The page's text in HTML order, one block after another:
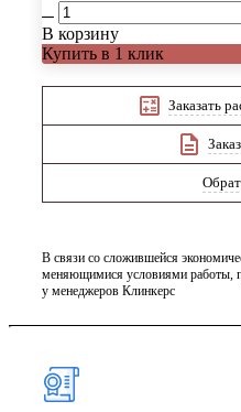
В корзину
Купить в 1 клик
Заказать
В связи со сложившейся
меняющимися условиями работы,
у менеджеров Клинкерс